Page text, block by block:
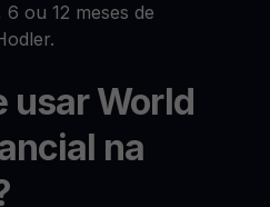
ou 12 meses de
usar World
na